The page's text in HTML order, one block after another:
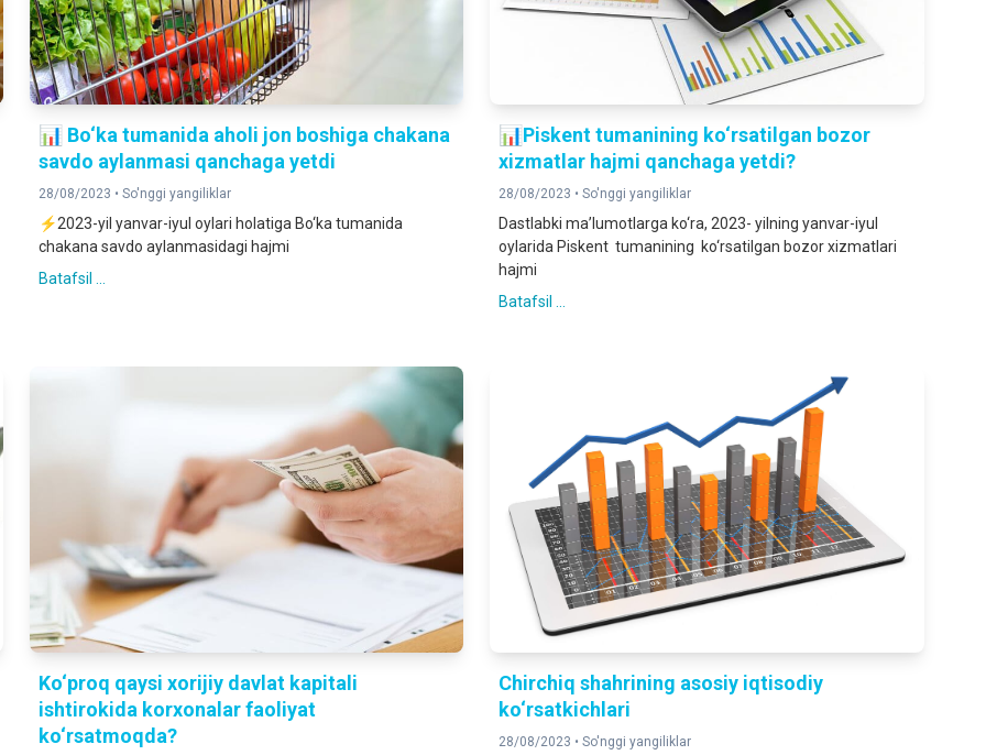
📊 Bo‘ka tumanida aholi jon boshiga chakana
savdo aylanmasi qanchaga yetdi
28/08/2023 • So'nggi yangiliklar
⚡️2023-yil yanvar-iyul oylari holatiga Bo‘ka tumanida
chakana savdo aylanmasidagi hajmi
Batafsil ...
📊Piskent tumanining ko‘rsatilgan bozor
xizmatlar hajmi qanchaga yetdi?
28/08/2023 •So'nggi yangiliklar
Dastlabki ma’lumotlarga ko‘ra, 2023- yilning yanvar-iyul
oylarida Piskent tumanining ko‘rsatilgan bozor xizmatlari
hajmi
Batafsil ...
Ko‘proq qaysi xorijiy davlat kapitali
ishtirokida korxonalar faoliyat
ko‘rsatmoqda?
Chirchiq shahrining asosiy iqtisodiy
ko‘rsatkichlari
28/08/2023 •So'nggi yangiliklar